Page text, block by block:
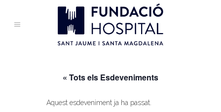
« Tots els Esdeveniments
Aquest esdeveniment ja ha passat.